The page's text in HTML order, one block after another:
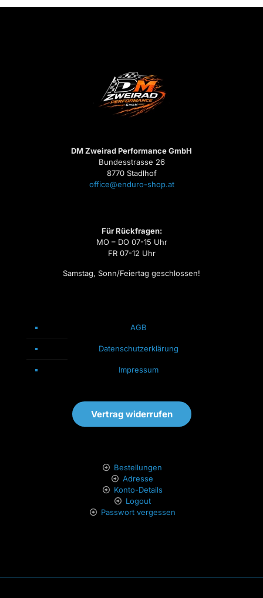
DM Zweirad Performance GmbH
Bundesstrasse 26
8770 Stadlhof
office@enduro-shop.at
Für Rückfragen:
MO – DO 07-15 Uhr
FR 07-12 Uhr
Samstag, Sonn/Feiertag geschlossen!
AGB
Datenschutzerklärung
Impressum
Vertrag widerrufen
Bestellungen
Adresse
Konto-Details
Logout
Passwort vergessen